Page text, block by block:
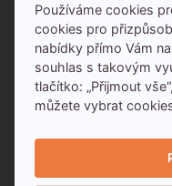
Můj účet
Historie objednávek
Používáme cookies
cookies pro
nabídky přímo Vám
souhlas s takovým
tlačítko: „Přijmout
můžete vybrat